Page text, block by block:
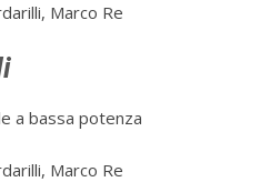
Marco Re
a bassa potenza
Marco Re